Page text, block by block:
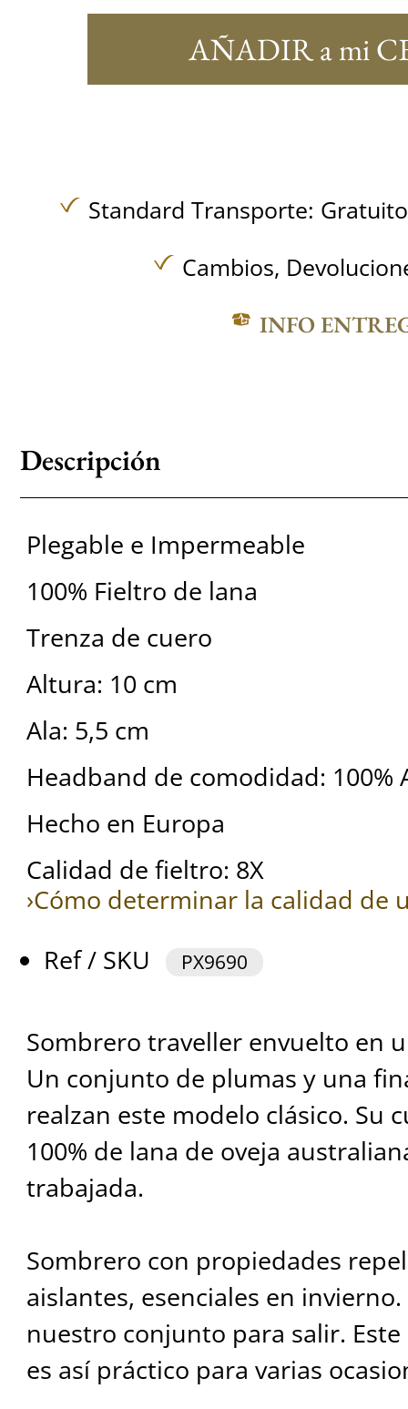
AÑADIR a mi
Standard Transporte:
Cambios,
INFO
Descripción
Plegable e Impermeable
100% Fieltro de lana
Trenza de cuero
Altura: 10 cm
Ala: 5,5 cm
Headband de comodidad: 100%
Hecho en Europa
Calidad de fieltro: 8X
›Cómo determinar la calidad de
Ref / SKU
PX9690
Sombrero traveller envuelto en
Un conjunto de plumas y una
realzan este modelo clásico. Su
100% de lana de oveja
trabajada.
Sombrero con propiedades
aislantes, esenciales en
nuestro conjunto para salir.
es así práctico para varias